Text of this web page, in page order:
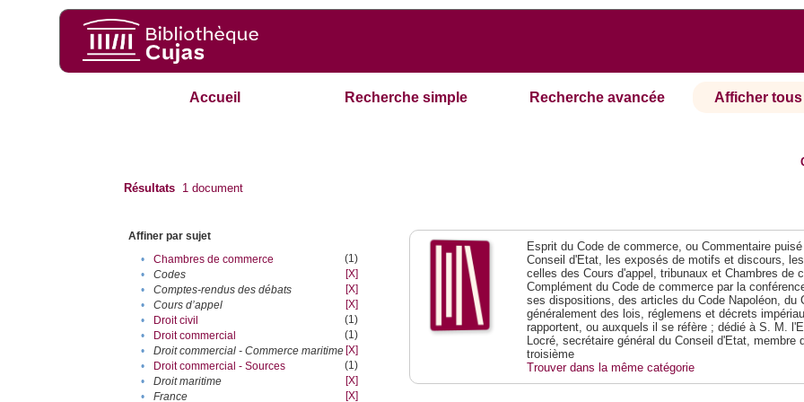
Accueil Recherche simple Recherche avancée Afficher
Résultats 1 document
Affiner par sujet
•
Chambres de commerce
(1)
•
Codes
[X]
•
Comptes-rendus des débats
[X]
•
Cours d’appel
[X]
•
Droit civil
(1)
•
Droit commercial
(1)
•
Droit commercial - Commerce maritime [X]
•
Droit commercial - Sources
(1)
•
Droit maritime
[X]
•
France [X]
Esprit du Code de commerce, ou Commentaire
Conseil d'Etat, les exposés de motifs et discours,
celles des Cours d'appel, tribunaux et Chambres de
Complément du Code de commerce par la
ses dispositions, des articles du Code Napoléon, du
généralement des lois, réglemens et décrets
rapportent, ou auxquels il se réfère ; dédié à S. M.
Locré, secrétaire général du Conseil d'Etat, membre
troisième
Trouver dans la même catégorie